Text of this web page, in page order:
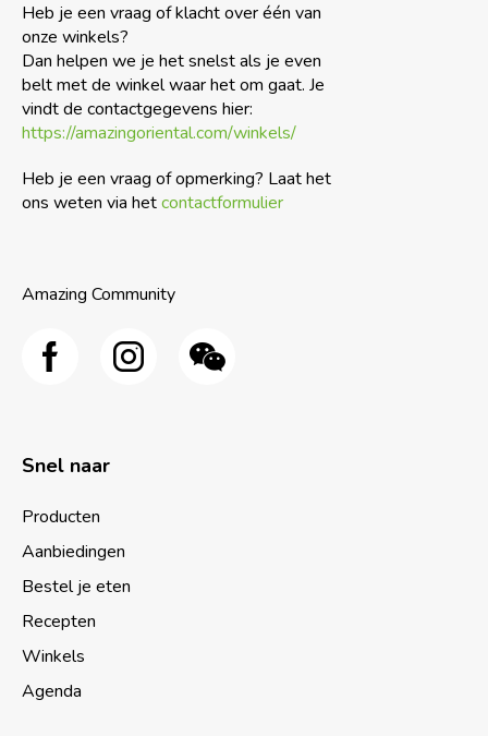
Heb je een vraag of klacht over één van
onze winkels?
Dan helpen we je het snelst als je even
belt met de winkel waar het om gaat. Je
vindt de contactgegevens hier:
https://amazingoriental.com/winkels/
Heb je een vraag of opmerking? Laat het
ons weten via hetcontactformulier
Amazing Community
Snel naar
Producten
Aanbiedingen
Bestel je eten
Recepten
Winkels
Agenda